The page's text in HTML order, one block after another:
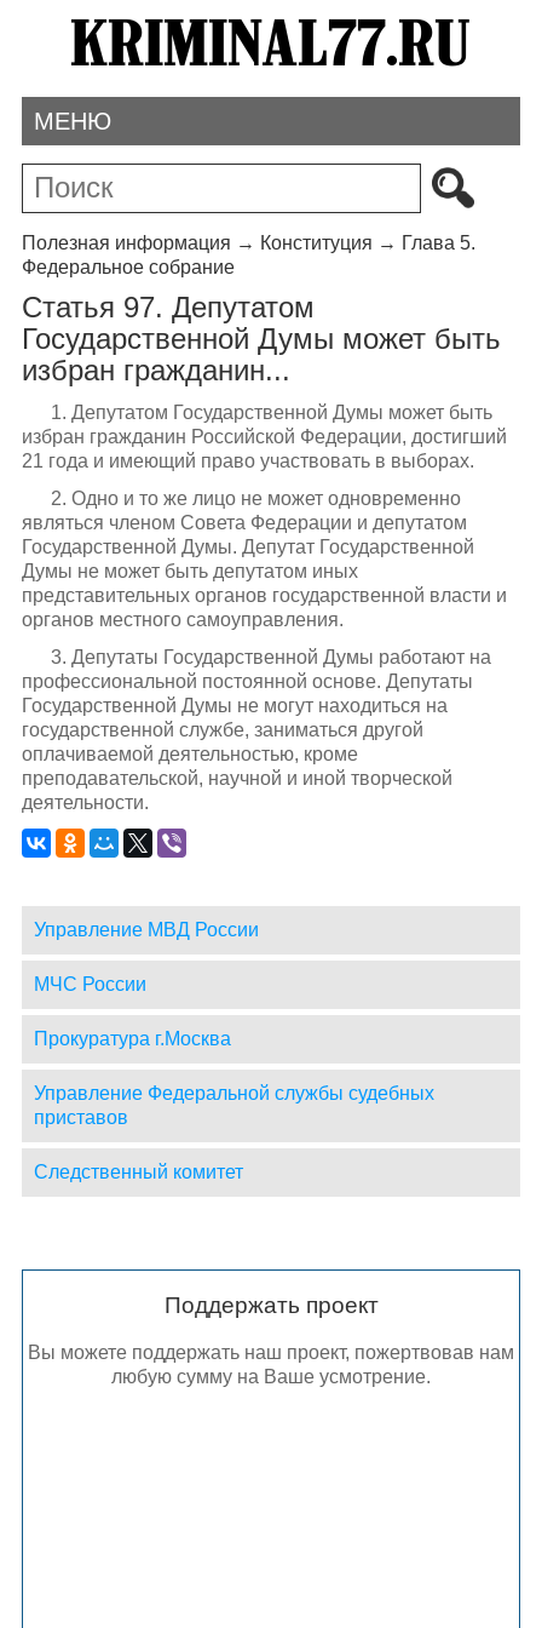
МЕНЮ
Полезная информация → Конституция → Глава 5.
Федеральное собрание
Статья 97. Депутатом
Государственной Думы может быть
избран гражданин...
1. Депутатом Государственной Думы может быть
избран гражданин Российской Федерации, достигший
21 года и имеющий право участвовать в выборах.
2. Одно и то же лицо не может одновременно
являться членом Совета Федерации и депутатом
Государственной Думы. Депутат Государственной
Думы не может быть депутатом иных
представительных органов государственной власти и
органов местного самоуправления.
3. Депутаты Государственной Думы работают на
профессиональной постоянной основе. Депутаты
Государственной Думы не могут находиться на
государственной службе, заниматься другой
оплачиваемой деятельностью, кроме
преподавательской, научной и иной творческой
деятельности.
Управление МВД России
МЧС России
Прокуратура г.Москва
Управление Федеральной службы судебных
приставов
Следственный комитет
Поддержать проект
Вы можете поддержать наш проект, пожертвовав нам
любую сумму на Ваше усмотрение.